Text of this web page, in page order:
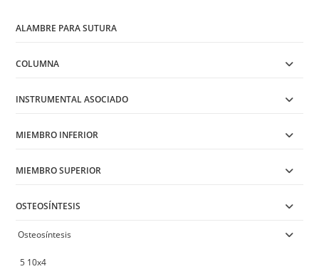
ALAMBRE PARA SUTURA
COLUMNA
INSTRUMENTAL ASOCIADO
MIEMBRO INFERIOR
MIEMBRO SUPERIOR
OSTEOSÍNTESIS
Osteosíntesis
5 10x4